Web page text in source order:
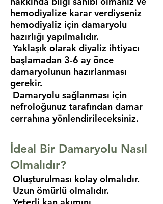
hemodiyalize karar verdiyseniz
hemodiyaliz için damaryolu
hazırlığı yapılmalıdır.
Yaklaşık olarak diyaliz ihtiyacı
başlamadan 3-6 ay önce
damaryolunun hazırlanması
gerekir.
Damaryolu sağlanması için
nefroloğunuz tarafından damar
cerrahına yönlendirileceksiniz.
İdeal Bir Damaryolu Nasıl
Olmalıdır?
Oluşturulması kolay olmalıdır.
Uzun ömürlü olmalıdır.